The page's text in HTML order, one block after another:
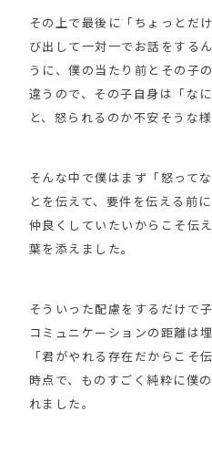
その上で最後に「ちょっとだ
び出して一対一でお話をする
うに、僕の当たり前とその子
違うので、その子自身は「な
と、怒られるのか不安そうな様
そんな中で僕はまず「怒って
とを伝えて、要件を伝える前
仲良くしていたいからこそ伝
葉を添えました。
そういった配慮をするだけで
コミュニケーションの距離は
「君がやれる存在だからこそ
時点で、ものすごく純粋に僕
れました。